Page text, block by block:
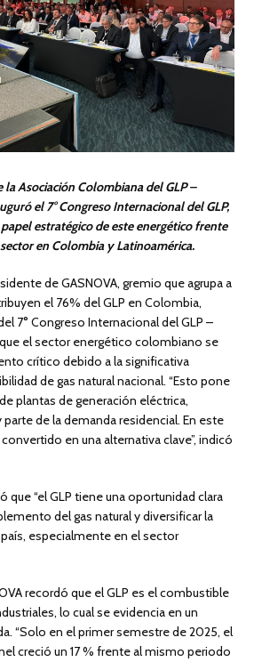
la Asociación Colombiana del GLP –
el 7° Congreso Internacional del GLP,
estratégico de este energético frente
en Colombia y Latinoamérica.
de GASNOVA, gremio que agrupa a
el 76% del GLP en Colombia,
7° Congreso Internacional del GLP –
que el sector energético colombiano se
crítico debido a la significativa
de gas natural nacional. “Esto pone
plantas de generación eléctrica,
de la demanda residencial. En este
en una alternativa clave”, indicó
que “el GLP tiene una oportunidad clara
del gas natural y diversificar la
especialmente en el sector
recordó que el GLP es el combustible
lo cual se evidencia en un
“Solo en el primer semestre de 2025, el
creció un 17 % frente al mismo periodo